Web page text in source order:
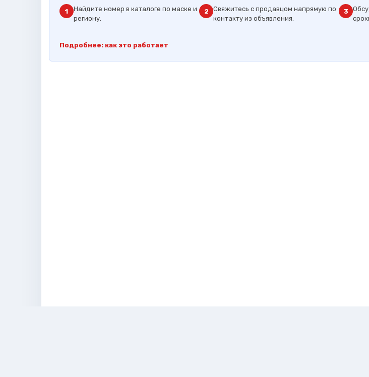
1
Найдите номер в каталоге по маске и
региону.
2
Свяжитесь с продавцом напрямую по
контакту из объявления.
3
Подробнее: как это работает